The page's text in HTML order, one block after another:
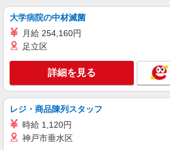
株式会社kotrio /●SD-H-1896314
本宮市＠有料老人ホー
時給1450円〜2062
通費全支給(ガソリン代含
本宮市 二本松市か
キープ
派遣社員
大学病院の中材滅菌
月給 254,160円
足立区
詳細を見る
レジ・商品陳列スタッフ
時給 1,120円
神戸市垂水区